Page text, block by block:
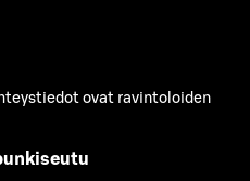
ovat ravintoloiden